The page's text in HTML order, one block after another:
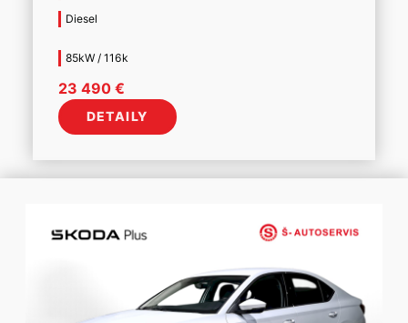
Diesel
85kW / 116k
23 490 €
DETAILY